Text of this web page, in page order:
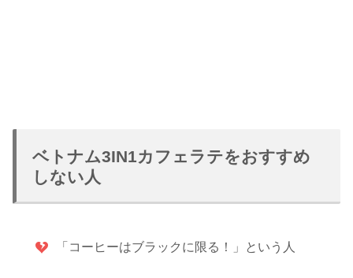
ベトナム3IN1カフェラテをおすすめ
しない人
「コーヒーはブラックに限る！」という人